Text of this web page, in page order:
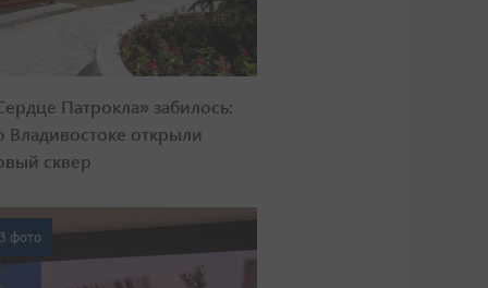
Патрокла» забилось:
Владивостоке открыли
сквер
фото